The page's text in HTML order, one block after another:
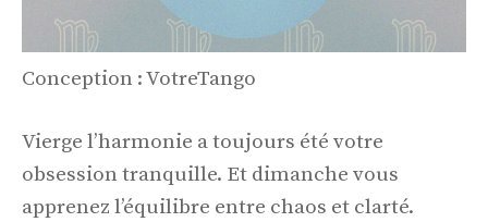
Conception : VotreTango
Vierge l’harmonie a toujours été votre
obsession tranquille. Et dimanche vous
apprenez l’équilibre entre chaos et clarté.